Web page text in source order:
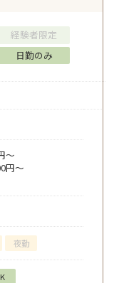
経験者限定
日勤のみ
～
円～
夜勤